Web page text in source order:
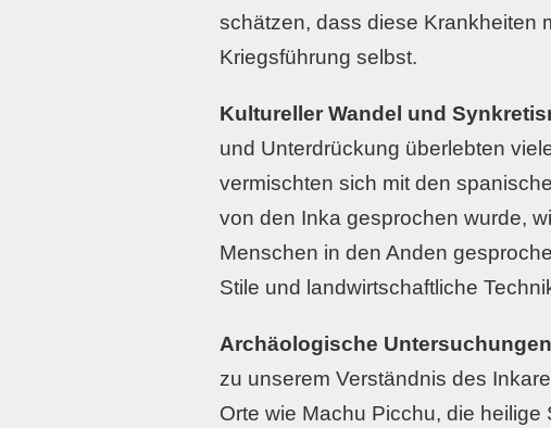
schätzen, dass diese Krankheiten
Kriegsführung selbst.
Kultureller Wandel und
und Unterdrückung überlebten
vermischten sich mit den
von den Inka gesprochen wurde,
Menschen in den Anden
Stile und landwirtschaftliche
Archäologische Untersuchungen
zu unserem Verständnis des
Orte wie Machu Picchu, die heilige